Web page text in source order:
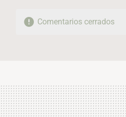
Comentarios cerrados